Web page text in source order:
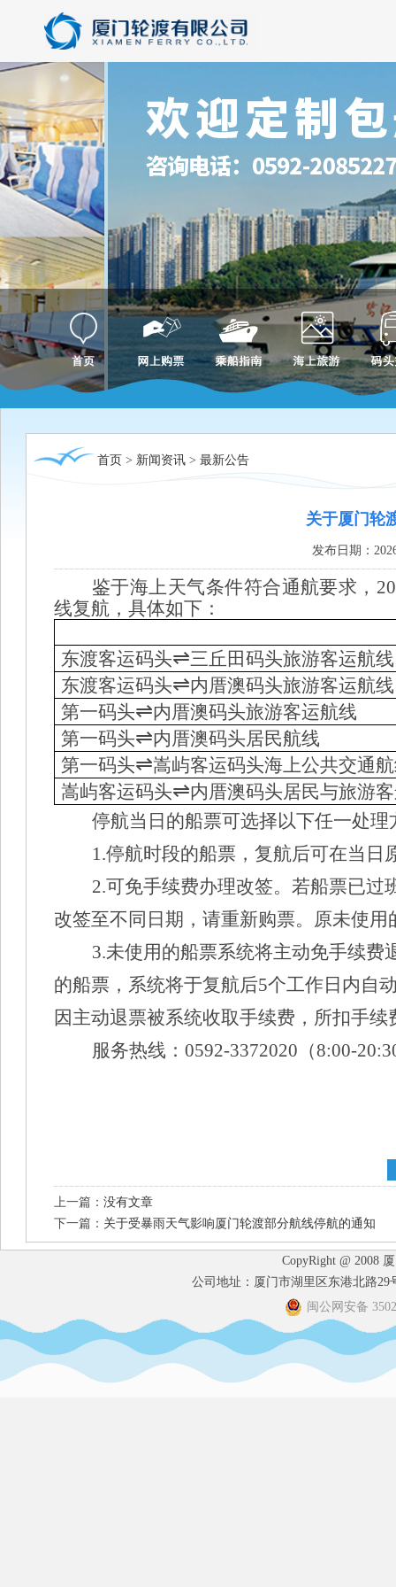
首页 > 新闻资讯 > 最新公告
关于厦门轮
发布日期：
鉴于海上天气条件符合通航要求，
线复航 ，具体如下：
东渡客运码头⇌三丘田码头旅游客运航线
东渡客运码头⇌内厝澳码头旅游客运航线
第一码头⇌内厝澳码头旅游客运航线
第一码头⇌内厝澳码头居民航线
第一码头⇌嵩屿客运码头海上公共交通
嵩屿客运码头⇌内厝澳码头居民与旅游
停航当日的船票可选择以下任一处理
1.停航时段的船票，复航后可在当
2.可免手续费办理改签。若船票已
改签至不同日期，请重新购票。原未使
3.未使用的船票系统将主动免手续
的船票，系统将于复航后5个工作日内自
因主动退票被系统收取手续费，所扣手
服务热线： 0592-3372020（8:00-
上一篇： 没有文章
下一篇： 关于受暴雨天气影响厦门轮渡部分航线停航的通知
CopyRight @ 2008
公司地址：厦门市湖里区东港北路29
闽公网安备